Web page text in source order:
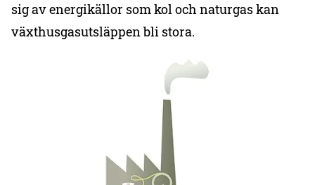
sig av energikällor som kol och naturgas kan
växthusgasutsläppen bli stora.